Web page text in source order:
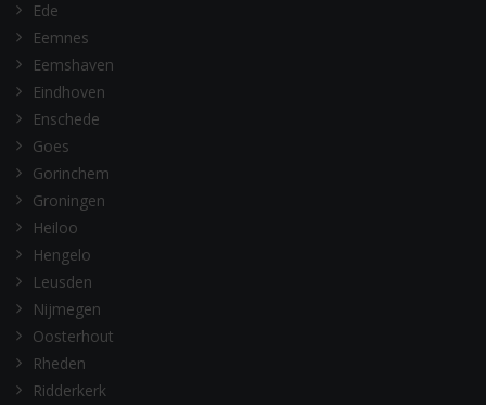
Ede
Eemnes
Eemshaven
Eindhoven
Enschede
Goes
Gorinchem
Groningen
Heiloo
Hengelo
Leusden
Nijmegen
Oosterhout
Rheden
Ridderkerk